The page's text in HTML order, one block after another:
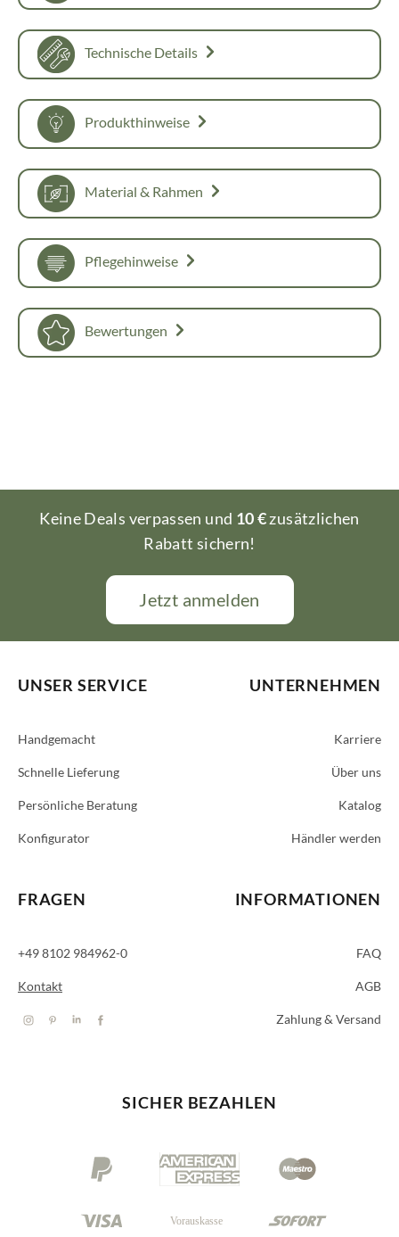
Technische Details
Produkthinweise
Material & Rahmen
Pflegehinweise
Bewertungen
Keine Deals verpassen und 10 €zusätzlichen
Rabatt sichern!
Jetzt anmelden
UNSER SERVICE
Handgemacht
Schnelle Lieferung
Persönliche Beratung
Konfigurator
FRAGEN
+49 8102 984962-0
Kontakt
UNTERNEHMEN
Karriere
Über uns
Katalog
Händler werden
INFORMATIONEN
FAQ
AGB
Zahlung & Versand
SICHER BEZAHLEN